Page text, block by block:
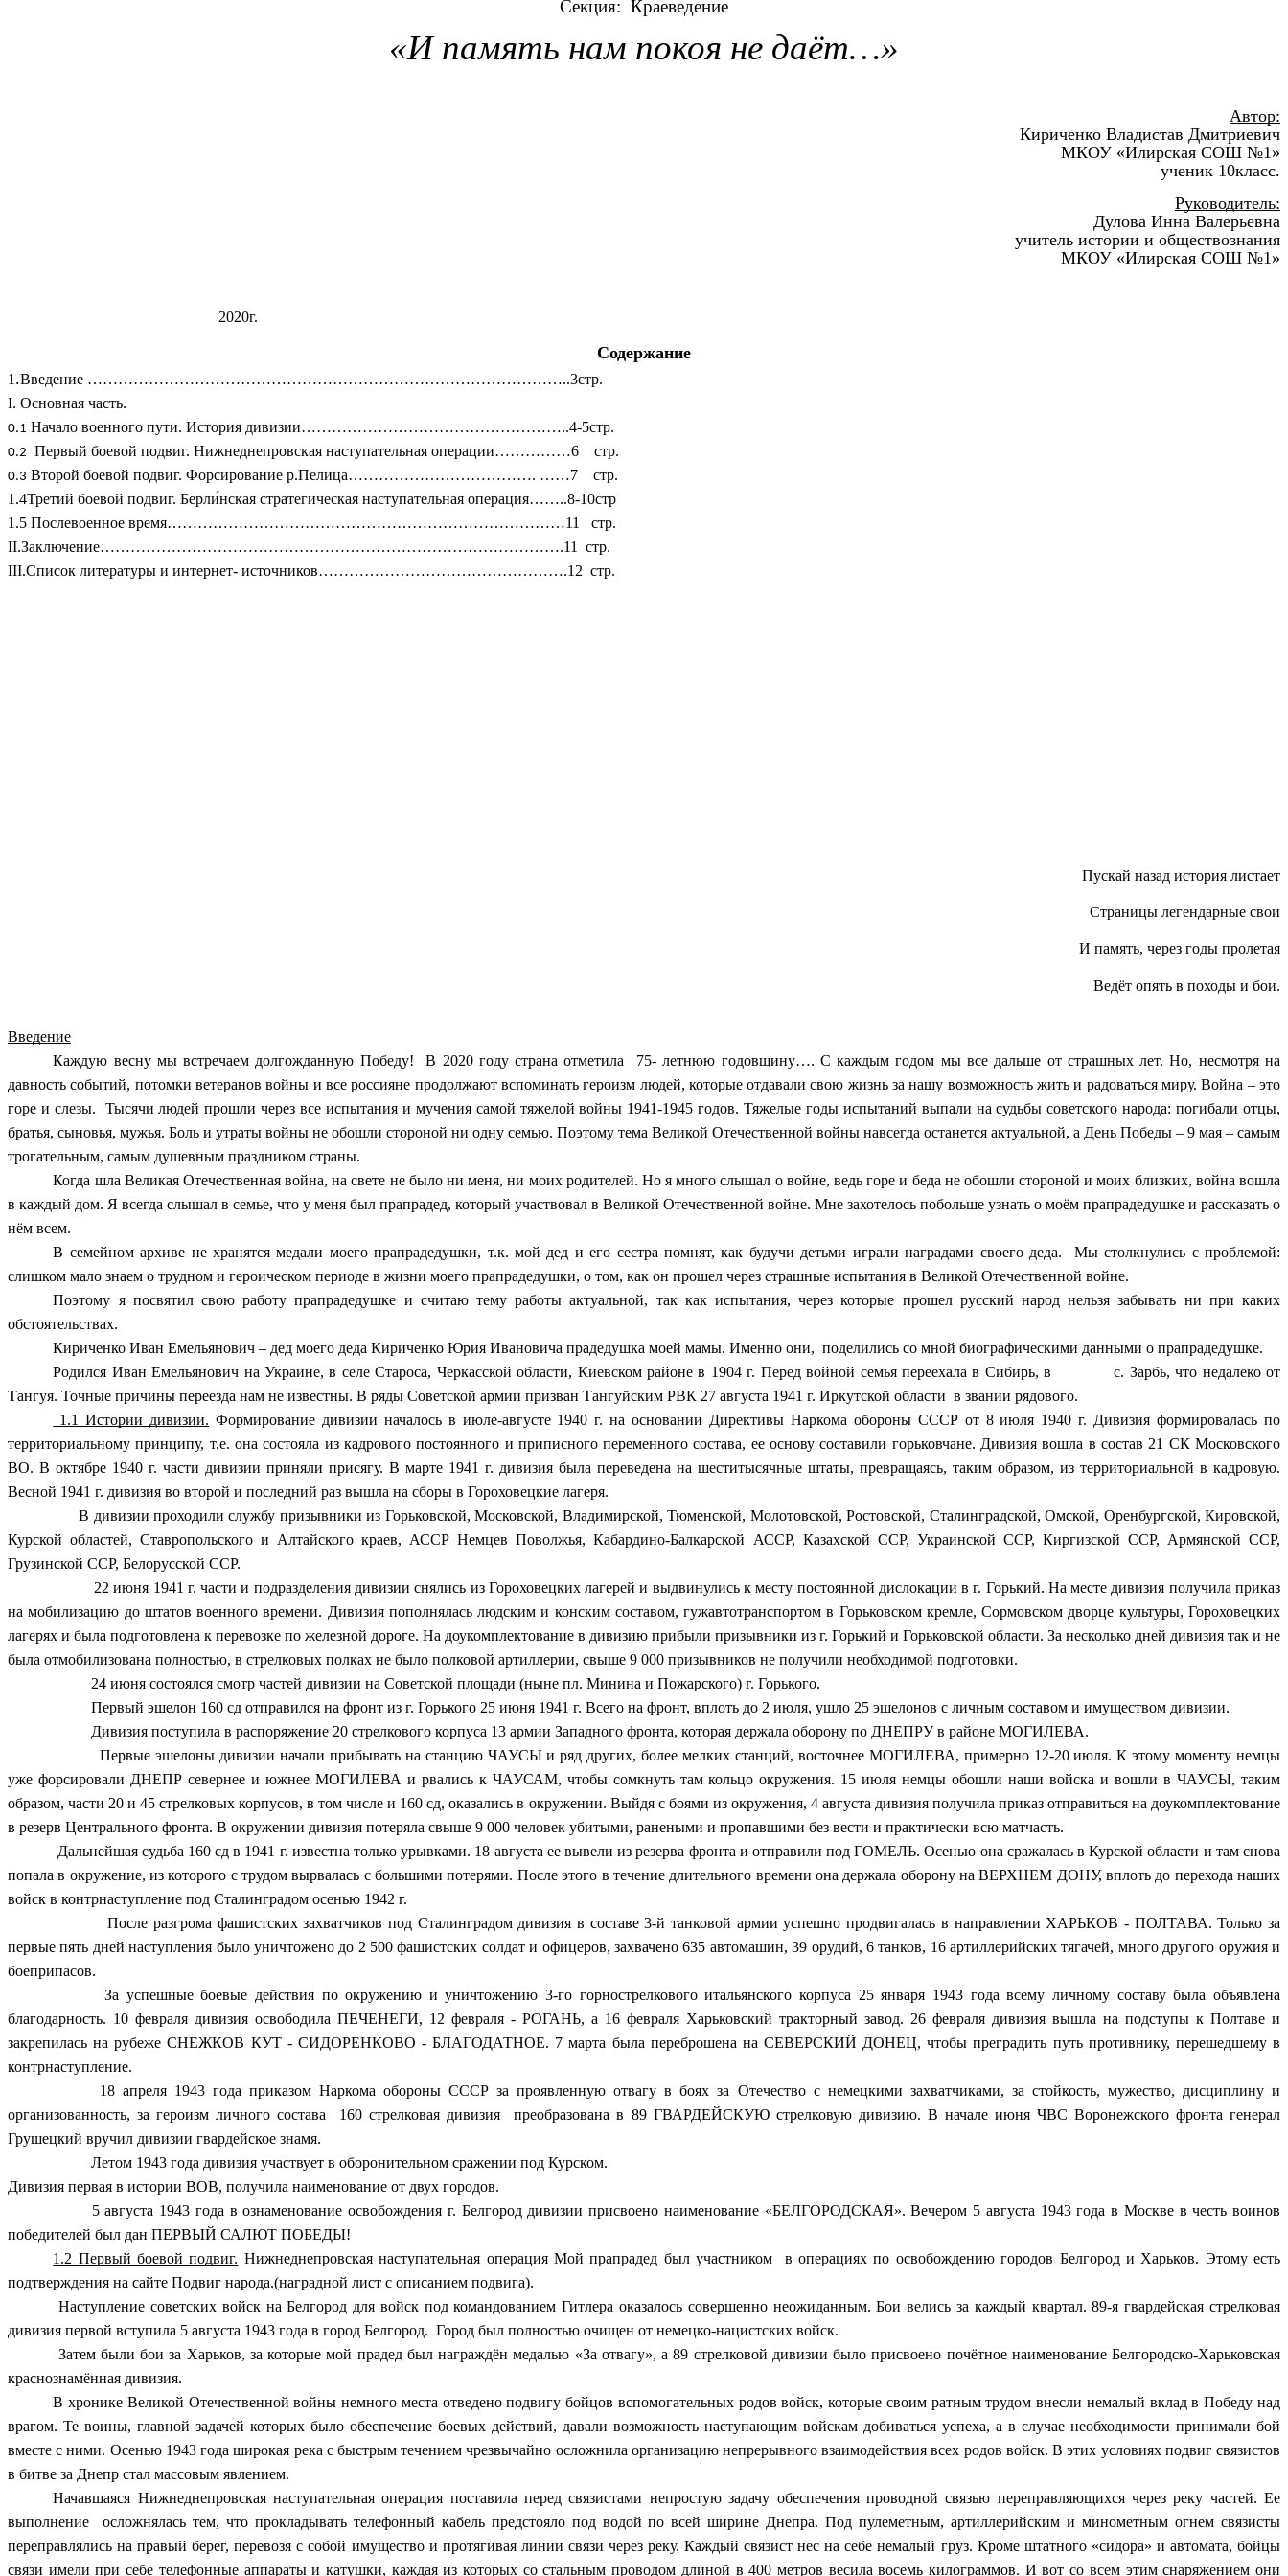
Секция: Краеведение
«И память нам покоя не даёт…»
Автор:
Кириченко Владистав Дмитриевич
МКОУ «Илирская СОШ №1»
ученик 10класс.
Руководитель:
Дулова Инна Валерьевна
учитель истории и обществознания
МКОУ «Илирская СОШ №1»
2020г.
Содержание
1 .Введение …………………………………………………………………………………..3стр.
I. Основная часть.
Начало военного пути. История дивизии……………………………………………..4-5стр.
Первый боевой подвиг. Нижнеднепровская наступательная операции……………6 стр.
Второй боевой подвиг. Форсирование р.Пелица………………………………. ……7 стр.
1.4Третий боевой подвиг. Берли́нская стратегическая наступательная операция……..8-10стр
1.5 Послевоенное время……………………………………………………………………11 стр.
II.Заключение……………………………………………………………………………….11 стр.
III.Список литературы и интернет- источников………………………………………….12 стр.
Пускай назад история листает
Страницы легендарные свои
И память, через годы пролетая
Ведёт опять в походы и бои.
Введение
Каждую весну мы встречаем долгожданную Победу! В 2020 году страна отметила 75- летнюю годовщину…. С каждым годом мы все дальше от страшных лет. Но, несмотря на
давность событий, потомки ветеранов войны и все россияне продолжают вспоминать героизм людей, которые отдавали свою жизнь за нашу возможность жить и радоваться миру. Война – это
горе и слезы. Тысячи людей прошли через все испытания и мучения самой тяжелой войны 1941-1945 годов. Тяжелые годы испытаний выпали на судьбы советского народа: погибали отцы,
братья, сыновья, мужья. Боль и утраты войны не обошли стороной ни одну семью. Поэтому тема Великой Отечественной войны навсегда останется актуальной, а День Победы – 9 мая – самым
трогательным, самым душевным праздником страны.
Когда шла Великая Отечественная война, на свете не было ни меня, ни моих родителей. Но я много слышал о войне, ведь горе и беда не обошли стороной и моих близких, война вошла
в каждый дом. Я всегда слышал в семье, что у меня был прапрадед, который участвовал в Великой Отечественной войне. Мне захотелось побольше узнать о моём прапрадедушке и рассказать о
нём всем.
В семейном архиве не хранятся медали моего прапрадедушки, т.к. мой дед и его сестра помнят, как будучи детьми играли наградами своего деда. Мы столкнулись с проблемой:
слишком мало знаем о трудном и героическом периоде в жизни моего прапрадедушки, о том, как он прошел через страшные испытания в Великой Отечественной войне.
Поэтому я посвятил свою работу прапрадедушке и считаю тему работы актуальной, так как испытания, через которые прошел русский народ нельзя забывать ни при каких
обстоятельствах.
Кириченко Иван Емельянович – дед моего деда Кириченко Юрия Ивановича прадедушка моей мамы. Именно они, поделились со мной биографическими данными о прапрадедушке.
Родился Иван Емельянович на Украине, в селе Староса, Черкасской области, Киевском районе в 1904 г. Перед войной семья переехала в Сибирь, в с. Зарбь, что недалеко от
Тангуя. Точные причины переезда нам не известны. В ряды Советской армии призван Тангуйским РВК 27 августа 1941 г. Иркутской области в звании рядового.
1.1 Истории дивизии. Формирование дивизии началось в июле-августе 1940 г. на основании Директивы Наркома обороны СССР от 8 июля 1940 г. Дивизия формировалась по
территориальному принципу, т.е. она состояла из кадрового постоянного и приписного переменного состава, ее основу составили горьковчане. Дивизия вошла в состав 21 СК Московского
ВО. В октябре 1940 г. части дивизии приняли присягу. В марте 1941 г. дивизия была переведена на шеститысячные штаты, превращаясь, таким образом, из территориальной в кадровую.
Весной 1941 г. дивизия во второй и последний раз вышла на сборы в Гороховецкие лагеря.
В дивизии проходили службу призывники из Горьковской, Московской, Владимирской, Тюменской, Молотовской, Ростовской, Сталинградской, Омской, Оренбургской, Кировской,
Курской областей, Ставропольского и Алтайского краев, АССР Немцев Поволжья, Кабардино-Балкарской АССР, Казахской ССР, Украинской ССР, Киргизской ССР, Армянской ССР,
Грузинской ССР, Белорусской ССР.
22 июня 1941 г. части и подразделения дивизии снялись из Гороховецких лагерей и выдвинулись к месту постоянной дислокации в г. Горький. На месте дивизия получила приказ
на мобилизацию до штатов военного времени. Дивизия пополнялась людским и конским составом, гужавтотранспортом в Горьковском кремле, Сормовском дворце культуры, Гороховецких
лагерях и была подготовлена к перевозке по железной дороге. На доукомплектование в дивизию прибыли призывники из г. Горький и Горьковской области. За несколько дней дивизия так и не
была отмобилизована полностью, в стрелковых полках не было полковой артиллерии, свыше 9 000 призывников не получили необходимой подготовки.
24 июня состоялся смотр частей дивизии на Советской площади (ныне пл. Минина и Пожарского) г. Горького.
Первый эшелон 160 сд отправился на фронт из г. Горького 25 июня 1941 г. Всего на фронт, вплоть до 2 июля, ушло 25 эшелонов с личным составом и имуществом дивизии.
Дивизия поступила в распоряжение 20 стрелкового корпуса 13 армии Западного фронта, которая держала оборону по ДНЕПРУ в районе МОГИЛЕВА.
Первые эшелоны дивизии начали прибывать на станцию ЧАУСЫ и ряд других, более мелких станций, восточнее МОГИЛЕВА, примерно 12-20 июля. К этому моменту немцы
уже форсировали ДНЕПР севернее и южнее МОГИЛЕВА и рвались к ЧАУСАМ, чтобы сомкнуть там кольцо окружения. 15 июля немцы обошли наши войска и вошли в ЧАУСЫ, таким
образом, части 20 и 45 стрелковых корпусов, в том числе и 160 сд, оказались в окружении. Выйдя с боями из окружения, 4 августа дивизия получила приказ отправиться на доукомплектование
в резерв Центрального фронта. В окружении дивизия потеряла свыше 9 000 человек убитыми, ранеными и пропавшими без вести и практически всю матчасть.
Дальнейшая судьба 160 сд в 1941 г. известна только урывками. 18 августа ее вывели из резерва фронта и отправили под ГОМЕЛЬ. Осенью она сражалась в Курской области и там снова
попала в окружение, из которого с трудом вырвалась с большими потерями. После этого в течение длительного времени она держала оборону на ВЕРХНЕМ ДОНУ, вплоть до перехода наших
войск в контрнаступление под Сталинградом осенью 1942 г.
После разгрома фашистских захватчиков под Сталинградом дивизия в составе 3-й танковой армии успешно продвигалась в направлении ХАРЬКОВ - ПОЛТАВА. Только за
первые пять дней наступления было уничтожено до 2 500 фашистских солдат и офицеров, захвачено 635 автомашин, 39 орудий, 6 танков, 16 артиллерийских тягачей, много другого оружия и
боеприпасов.
За успешные боевые действия по окружению и уничтожению 3-го горнострелкового итальянского корпуса 25 января 1943 года всему личному составу была объявлена
благодарность. 10 февраля дивизия освободила ПЕЧЕНЕГИ, 12 февраля - РОГАНЬ, а 16 февраля Харьковский тракторный завод. 26 февраля дивизия вышла на подступы к Полтаве и
закрепилась на рубеже СНЕЖКОВ КУТ - СИДОРЕНКОВО - БЛАГОДАТНОЕ. 7 марта была переброшена на СЕВЕРСКИЙ ДОНЕЦ, чтобы преградить путь противнику, перешедшему в
контрнаступление.
18 апреля 1943 года приказом Наркома обороны СССР за проявленную отвагу в боях за Отечество с немецкими захватчиками, за стойкость, мужество, дисциплину и
организованность, за героизм личного состава 160 стрелковая дивизия преобразована в 89 ГВАРДЕЙСКУЮ стрелковую дивизию. В начале июня ЧВС Воронежского фронта генерал
Грушецкий вручил дивизии гвардейское знамя.
Летом 1943 года дивизия участвует в оборонительном сражении под Курском.
Дивизия первая в истории ВОВ, получила наименование от двух городов.
5 августа 1943 года в ознаменование освобождения г. Белгород дивизии присвоено наименование «БЕЛГОРОДСКАЯ». Вечером 5 августа 1943 года в Москве в честь воинов
победителей был дан ПЕРВЫЙ САЛЮТ ПОБЕДЫ!
1.2 Первый боевой подвиг. Нижнеднепровская наступательная операция Мой прапрадед был участником в операциях по освобождению городов Белгород и Харьков. Этому есть
подтверждения на сайте Подвиг народа.(наградной лист с описанием подвига).
Наступление советских войск на Белгород для войск под командованием Гитлера оказалось совершенно неожиданным. Бои велись за каждый квартал. 89-я гвардейская стрелковая
дивизия первой вступила 5 августа 1943 года в город Белгород. Город был полностью очищен от немецко-нацистских войск.
Затем были бои за Харьков, за которые мой прадед был награждён медалью «За отвагу», а 89 стрелковой дивизии было присвоено почётное наименование Белгородско-Харьковская
краснознамённая дивизия.
В хронике Великой Отечественной войны немного места отведено подвигу бойцов вспомогательных родов войск, которые своим ратным трудом внесли немалый вклад в Победу над
врагом. Те воины, главной задачей которых было обеспечение боевых действий, давали возможность наступающим войскам добиваться успеха, а в случае необходимости принимали бой
вместе с ними. Осенью 1943 года широкая река с быстрым течением чрезвычайно осложнила организацию непрерывного взаимодействия всех родов войск. В этих условиях подвиг связистов
в битве за Днепр стал массовым явлением.
Начавшаяся Нижнеднепровская наступательная операция поставила перед связистами непростую задачу обеспечения проводной связью переправляющихся через реку частей. Ее
выполнение осложнялась тем, что прокладывать телефонный кабель предстояло под водой по всей ширине Днепра. Под пулеметным, артиллерийским и минометным огнем связисты
переправлялись на правый берег, перевозя с собой имущество и протягивая линии связи через реку. Каждый связист нес на себе немалый груз. Кроме штатного «сидора» и автомата, бойцы
связи имели при себе телефонные аппараты и катушки, каждая из которых со стальным проводом длиной в 400 метров весила восемь килограммов. И вот со всем этим снаряжением они